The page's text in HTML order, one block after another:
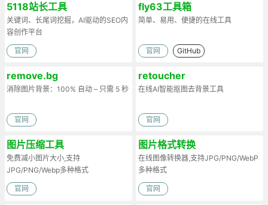
5118站长工具
关键词、长尾词挖掘，AI驱动的SEO内
容创作平台
官网
fly63工具箱
简单、易用、便捷的在线工具
官网 GitHub
remove.bg
消除图片背景：100% 自动 – 只需 5 秒
官网
retoucher
在线AI智能抠图去背景工具
官网
图片压缩工具
免费减小图片大小,支持
JPG/PNG/Webp多种格式
官网
图片格式转换
在线图像转换器,支持JPG/PNG/WebP
多种格式
官网